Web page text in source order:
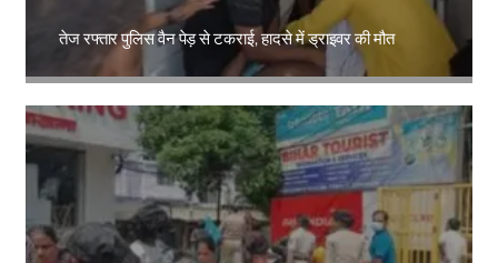
तेज रफ्तार पुलिस वैन पेड़ से टकराई, हादसे में ड्राइवर की मौत